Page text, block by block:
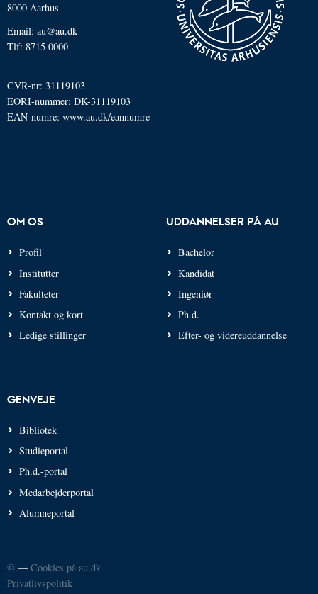
8000 Aarhus
Email: au@au.dk
Tlf: 8715 0000
CVR-nr: 31119103
EORI-nummer: DK-31119103
EAN-numre: www.au.dk/eannumre
OM OS
Profil
Institutter
Fakulteter
Kontakt og kort
Ledige stillinger
UDDANNELSER PÅ AU
Bachelor
Kandidat
Ingeniør
Ph.d.
Efter- og videreuddannelse
GENVEJE
Bibliotek
Studieportal
Ph.d.-portal
Medarbejderportal
Alumneportal
© —Cookies på au.dk
Privatlivspolitik